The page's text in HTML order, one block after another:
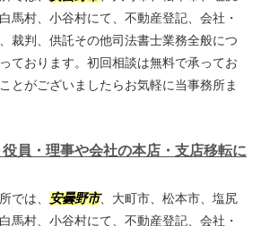
馬村、小谷村にて、不動産登記、会社・
裁判、供託その他司法書士業務全般につ
ております。初回相談は無料で承ってお
とがございましたらお気軽に当事務所ま
員・理事や会社の本店・支店移転に
では、 安曇野市、大町市、松本市、塩尻
馬村、小谷村にて、不動産登記、会社・